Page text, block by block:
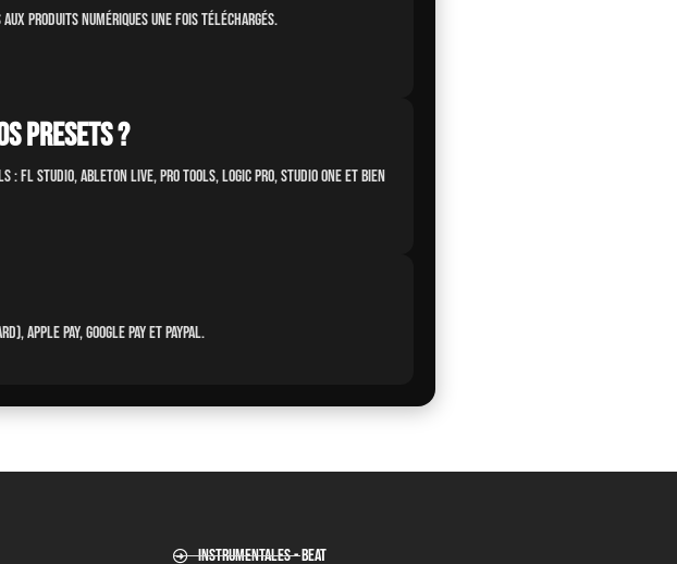
aux produits numériques une fois téléchargés.
presets ?
:FL Studio, Ableton Live, Pro Tools, Logic Pro, Studio Oneet bien
Apple Pay, Google Pay et PayPal.
Instrumentales - Beat